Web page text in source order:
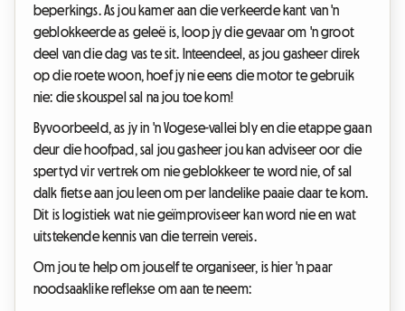
beperkings. As jou kamer aan die verkeerde kant van 'n
geblokkeerde as geleë is, loop jy die gevaar om 'n groot
deel van die dag vas te sit. Inteendeel, as jou gasheer direk
op die roete woon, hoef jy nie eens die motor te gebruik
nie: die skouspel sal na jou toe kom!
Byvoorbeeld, as jy in 'n Vogese-vallei bly en die etappe gaan
deur die hoofpad, sal jou gasheer jou kan adviseer oor die
spertyd vir vertrek om nie geblokkeer te word nie, of sal
dalk fietse aan jou leen om per landelike paaie daar te kom.
Dit is logistiek wat nie geïmproviseer kan word nie en wat
uitstekende kennis van die terrein vereis.
Om jou te help om jouself te organiseer, is hier 'n paar
noodsaaklike reflekse om aan te neem: